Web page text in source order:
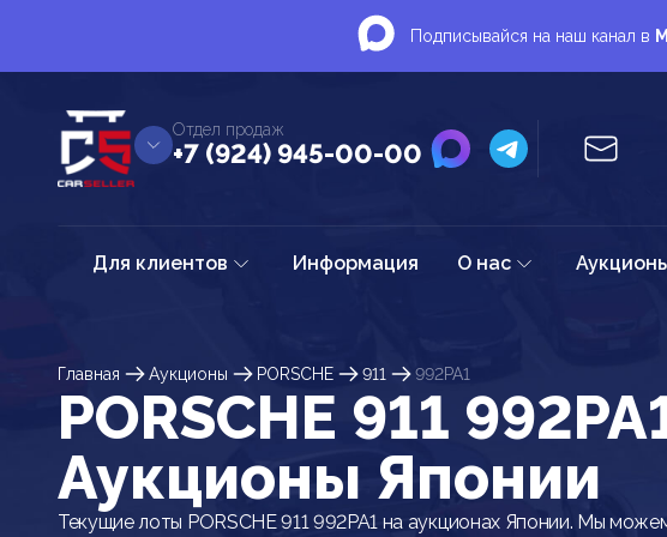
Подписывайся на наш канал в
Отдел продаж
+7 (924) 945-00-00
Для клиентов Информация О нас
Главная Аукционы PORSCHE 911 992PA1
PORSCHE 911
Аукционы Японии
Текущие лоты PORSCHE 911 992PA1 на аукционах Японии. Мы